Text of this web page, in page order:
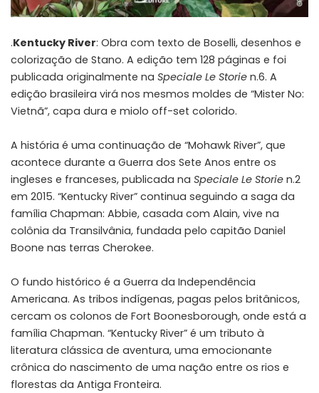
.Kentucky River: Obra com texto de Boselli, desenhos e
colorização de Stano. A edição tem 128 páginas e foi
publicada originalmente na Speciale Le Storie n.6. A
edição brasileira virá nos mesmos moldes de “Mister No:
Vietnã”, capa dura e miolo off-set colorido.
A história é uma continuação de “Mohawk River”, que
acontece durante a Guerra dos Sete Anos entre os
ingleses e franceses, publicada na Speciale Le Storie n.2
em 2015. “Kentucky River” continua seguindo a saga da
família Chapman: Abbie, casada com Alain, vive na
colônia da Transilvânia, fundada pelo capitão Daniel
Boone nas terras Cherokee.
O fundo histórico é a Guerra da Independência
Americana. As tribos indígenas, pagas pelos britânicos,
cercam os colonos de Fort Boonesborough, onde está a
família Chapman. “Kentucky River” é um tributo à
literatura clássica de aventura, uma emocionante
crônica do nascimento de uma nação entre os rios e
florestas da Antiga Fronteira.